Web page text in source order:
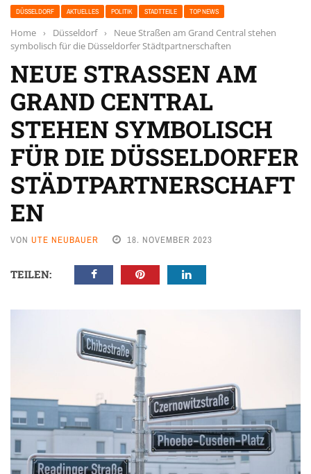
DÜSSELDORF AKTUELLES POLITIK STADTTEILE TOP NEWS
Home › Düsseldorf ›
Neue Straßen am Grand Central stehen
symbolisch für die Düsseldorfer Städtpartnerschaften
NEUE STRASSEN AM G
RAND CENTRAL S
TEHEN SYMBOLISCH F
ÜR DIE DÜSSELDORFER S
TÄDTPARTNERSCHAFTE
N
VON UTE NEUBAUER 18. NOVEMBER 2023
TEILEN: